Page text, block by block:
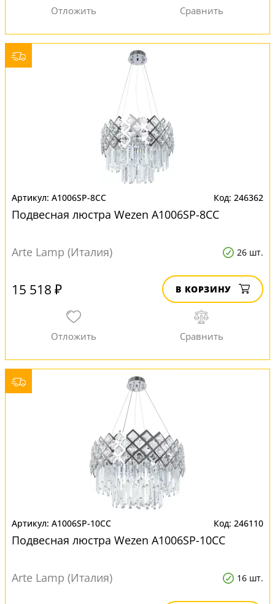
A1006SP-8CC 246362
Подвесная люстра Wezen A1006SP-8CC
Arte Lamp (Италия) 26 шт.
15 518 ₽ В КОРЗИНУ
A1006SP-10CC 246110
Подвесная люстра Wezen A1006SP-10CC
Arte Lamp (Италия) 16 шт.